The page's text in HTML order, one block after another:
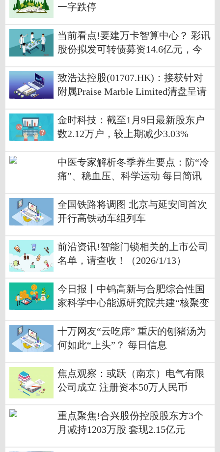
一字跌停
当前看点!要建万卡智算中心？ 彩讯
股份拟发可转债募资14.6亿元，今
致浩达控股(01707.HK)：接获针对
附属Praise Marble Limited清盘呈请
金时科技：截至1月9日最新股东户
数2.12万户，较上期减少3.03%
中医专家解析冬季养生要点：防“冷
痛”、稳血压、科学运动 每日简讯
全国铁路将调图 北京与延安间首次
开行高铁动车组列车
前沿资讯!智能门锁相关的上市公司
名单，请查收！（2026/1/13）
今日报丨中钨高新与合肥综合性国
家科学中心能源研究院共建“核聚变
十万网友“云吃席” 重庆的刨猪汤为
何如此“上头”？ 每日信息
焦点观察：或跃（南京）电气有限
公司成立 注册资本50万人民币
重点聚焦!合兴股份控股股东方3个
月减持1203万股 套现2.15亿元